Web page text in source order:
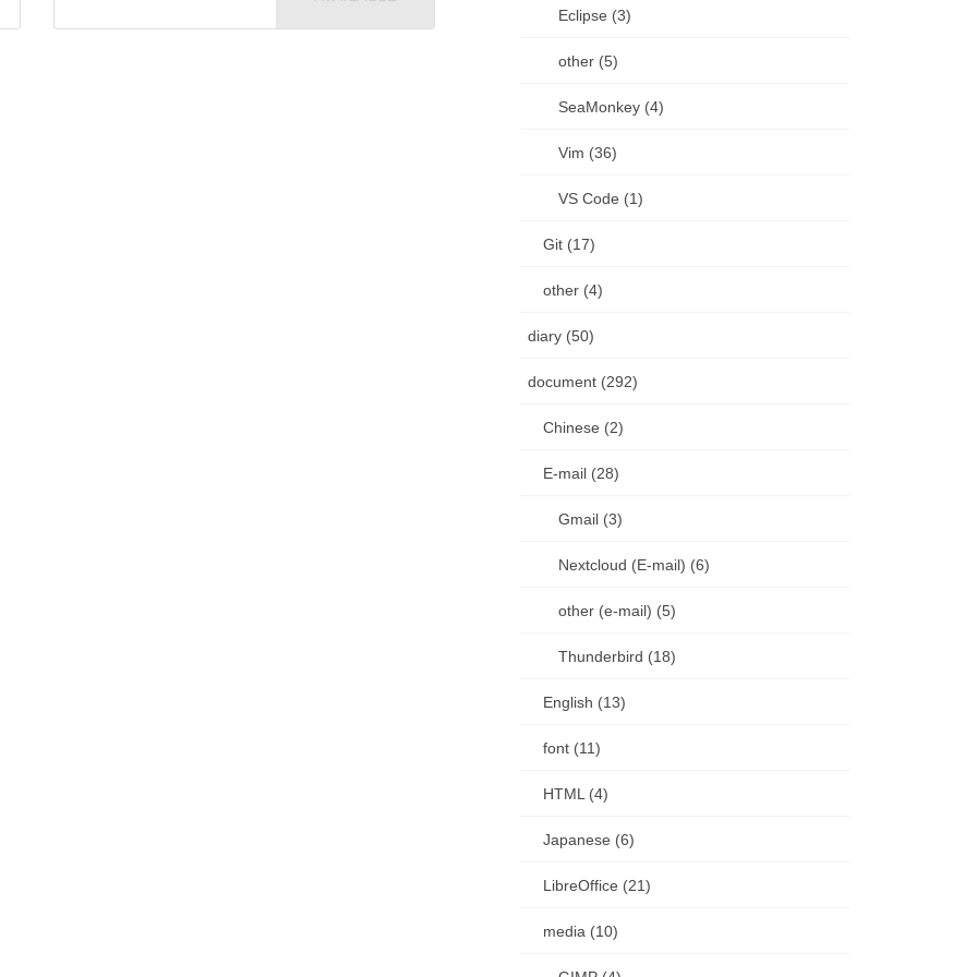
Eclipse (3)
other (5)
SeaMonkey (4)
Vim (36)
VS Code (1)
Git (17)
other (4)
diary (50)
document (292)
Chinese (2)
E-mail (28)
Gmail (3)
Nextcloud (E-mail) (6)
other (e-mail) (5)
Thunderbird (18)
English (13)
font (11)
HTML (4)
Japanese (6)
LibreOffice (21)
media (10)